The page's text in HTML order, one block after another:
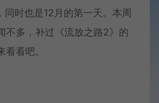
同时也是12月的第一天。本周
不多，补过《流放之路2》的
看吧。